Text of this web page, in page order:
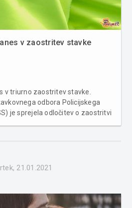
v zaostritev stavke
v triurno zaostritev stavke.
odbora Policijskega
je sprejela odločitev o zaostritvi
21.01.2021